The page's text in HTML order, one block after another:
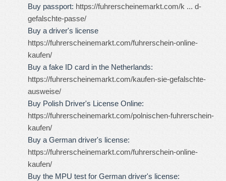
Buy passport: https://fuhrerscheinemarkt.com/k ... d-
gefalschte-passe/
Buy a driver's license
https://fuhrerscheinemarkt.com/fuhrerschein-online-
kaufen/
Buy a fake ID card in the Netherlands:
https://fuhrerscheinemarkt.com/kaufen-sie-gefalschte-
ausweise/
Buy Polish Driver's License Online:
https://fuhrerscheinemarkt.com/polnischen-fuhrerschein-
kaufen/
Buy a German driver's license:
https://fuhrerscheinemarkt.com/fuhrerschein-online-
kaufen/
Buy the MPU test for German driver's license: